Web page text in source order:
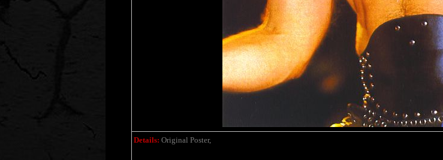
Details: Original Poster,